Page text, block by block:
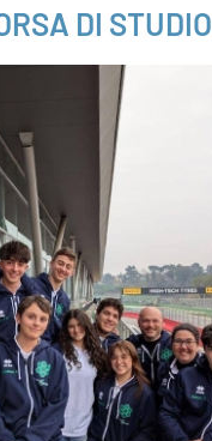
DI STUDIO